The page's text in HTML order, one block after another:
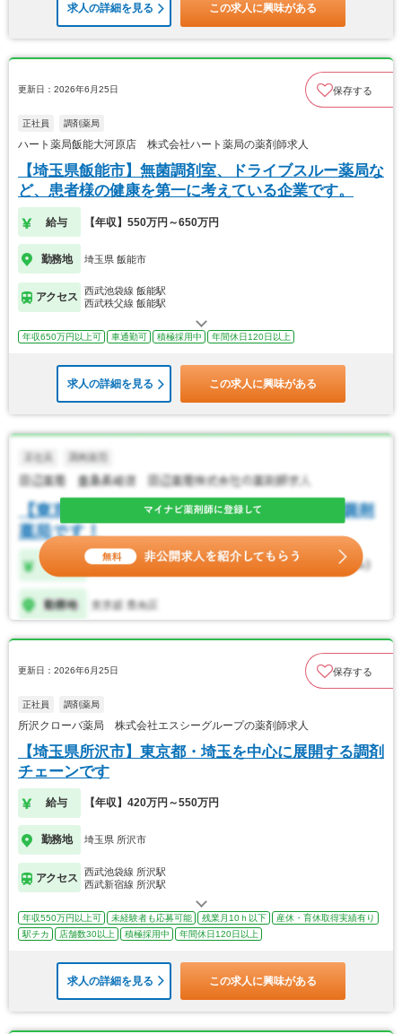
求人の詳細を見る この求人に興味がある
更新日：2026年6月25日 保存する
正社員 調剤薬局
ハート薬局飯能大河原店 株式会社ハート薬局の薬剤師求人
【埼玉県飯能市】無菌調剤室、ドライブスルー薬局な
ど、患者様の健康を第一に考えている企業です。
給与 【年収】550万円～650万円
勤務地 埼玉県 飯能市
アクセス
西武池袋線 飯能駅
西武秩父線 飯能駅
年収650万円以上可 車通勤可 積極採用中 年間休日120日以上
求人の詳細を見る この求人に興味がある
更新日：2026年6月25日 保存する
正社員 調剤薬局
所沢クローバ薬局 株式会社エスシーグループの薬剤師求人
【埼玉県所沢市】東京都・埼玉を中心に展開する調剤
チェーンです
給与 【年収】420万円～550万円
勤務地 埼玉県 所沢市
アクセス
西武池袋線 所沢駅
西武新宿線 所沢駅
年収550万円以上可 未経験者も応募可能 残業月10ｈ以下
産休・育休取得実績有り
駅チカ
店舗数30以上 積極採用中 年間休日120日以上
求人の詳細を見る この求人に興味がある